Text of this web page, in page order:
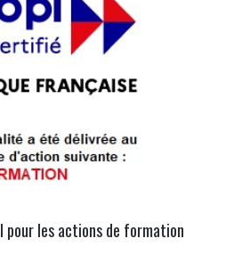
pour les actions de formation